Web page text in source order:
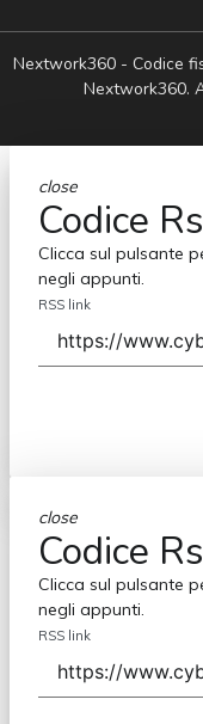
Nextwork360 - Codice
Nextwork360.
close
Codice
Clicca sul pulsante
negli appunti.
RSS link
close
Codice
Clicca sul pulsante
negli appunti.
RSS link